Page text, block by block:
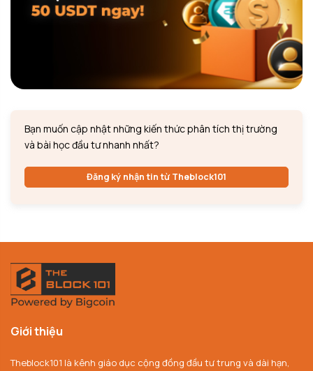
Bạn muốn cập nhật những kiến thức phân tích thị trường
và bài học đầu tư nhanh nhất?
Đăng ký nhận tin từ Theblock101
Giới thiệu
Theblock101 là kênh giáo dục cộng đồng đầu tư trung và dài hạn,